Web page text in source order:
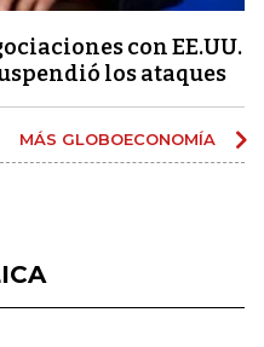
con EE.UU.
los ataques
MÁS GLOBOECONOMÍA